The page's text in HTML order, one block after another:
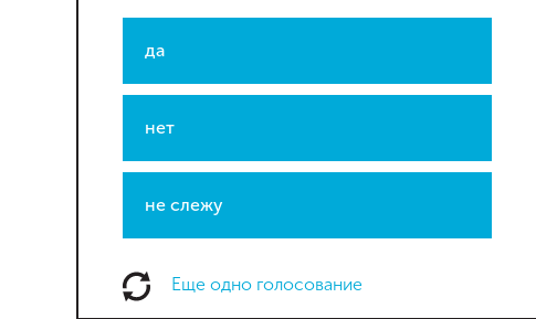
да
нет
не слежу
Еще одно голосование